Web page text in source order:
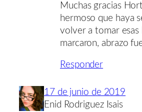
Muchas gracias
hermoso que haya
volver a tomar
marcaron, abrazo
Responder
17 de junio de 2019
Enid Rodriguez Isais